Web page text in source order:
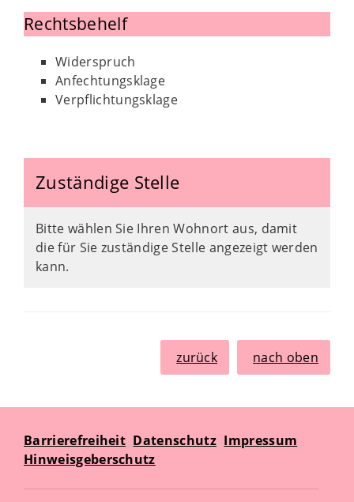
Rechtsbehelf
Widerspruch
Anfechtungsklage
Verpflichtungsklage
Zuständige Stelle
Bitte wählen Sie Ihren Wohnort aus, damit
die für Sie zuständige Stelle angezeigt werden
kann.
zurück nach oben
Barrierefreiheit Datenschutz Impressum
Hinweisgeberschutz